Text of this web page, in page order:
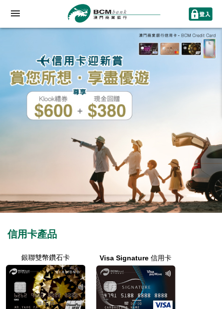
信用卡產品
銀聯雙幣鑽石卡 Visa Signature 信用卡